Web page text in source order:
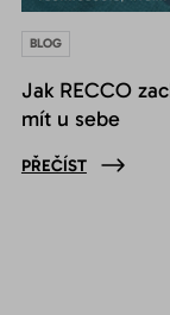
BLOG
Jak RECCO
mít u sebe
PŘEČÍST